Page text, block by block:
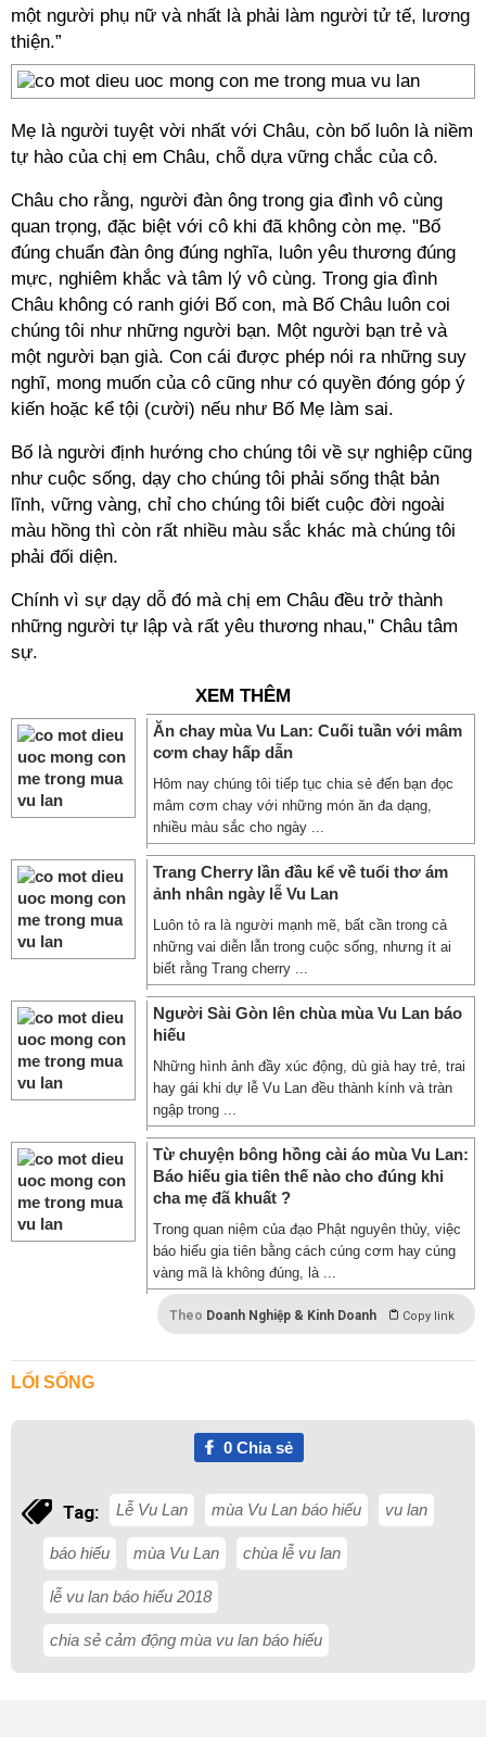
một người phụ nữ và nhất là phải làm người tử tế, lương
thiện.”
Mẹ là người tuyệt vời nhất với Châu, còn bố luôn là niềm
tự hào của chị em Châu, chỗ dựa vững chắc của cô.
Châu cho rằng, người đàn ông trong gia đình vô cùng
quan trọng, đặc biệt với cô khi đã không còn mẹ. "Bố
đúng chuẩn đàn ông đúng nghĩa, luôn yêu thương đúng
mực, nghiêm khắc và tâm lý vô cùng. Trong gia đình
Châu không có ranh giới Bố con, mà Bố Châu luôn coi
chúng tôi như những người bạn. Một người bạn trẻ và
một người bạn già. Con cái được phép nói ra những suy
nghĩ, mong muốn của cô cũng như có quyền đóng góp ý
kiến hoặc kể tội (cười) nếu như Bố Mẹ làm sai.
Bố là người định hướng cho chúng tôi về sự nghiệp cũng
như cuộc sống, dạy cho chúng tôi phải sống thật bản
lĩnh, vững vàng, chỉ cho chúng tôi biết cuộc đời ngoài
màu hồng thì còn rất nhiều màu sắc khác mà chúng tôi
phải đối diện.
Chính vì sự dạy dỗ đó mà chị em Châu đều trở thành
những người tự lập và rất yêu thương nhau," Châu tâm
sự.
XEM THÊM
Ăn chay mùa Vu Lan: Cuối tuần với mâm
cơm chay hấp dẫn
Hôm nay chúng tôi tiếp tục chia sẻ đến bạn đọc
mâm cơm chay với những món ăn đa dạng,
nhiều màu sắc cho ngày ...
Trang Cherry lần đầu kể về tuổi thơ ám
ảnh nhân ngày lễ Vu Lan
Luôn tỏ ra là người mạnh mẽ, bất cần trong cả
những vai diễn lẫn trong cuộc sống, nhưng ít ai
biết rằng Trang cherry ...
Người Sài Gòn lên chùa mùa Vu Lan báo
hiếu
Những hình ảnh đầy xúc động, dù già hay trẻ, trai
hay gái khi dự lễ Vu Lan đều thành kính và tràn
ngập trong ...
Từ chuyện bông hồng cài áo mùa Vu Lan:
Báo hiếu gia tiên thế nào cho đúng khi
cha mẹ đã khuất ?
Trong quan niệm của đạo Phật nguyên thủy, việc
báo hiếu gia tiên bằng cách cúng cơm hay cúng
vàng mã là không đúng, là ...
Theo Doanh Nghiệp & Kinh Doanh Copy link
LỐI SỐNG
0Chia sẻ
Tag: Lễ Vu Lan mùa Vu Lan báo hiếu vu lan
báo hiếu mùa Vu Lan chùa lễ vu lan
lễ vu lan báo hiếu 2018
chia sẻ cảm động mùa vu lan báo hiếu